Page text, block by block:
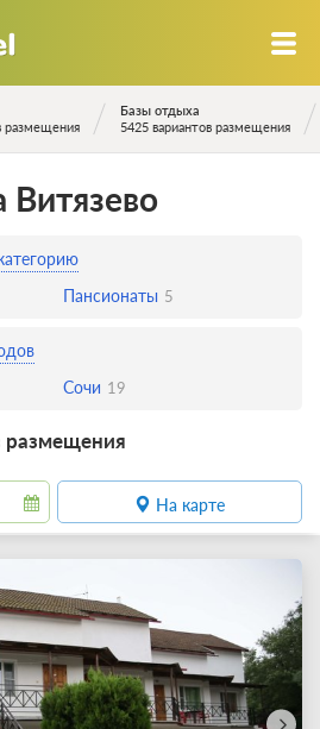
размещения
Базы отдыха
5425 вариантов размещения
Пансионаты 5
Сочи 19
размещения
На карте